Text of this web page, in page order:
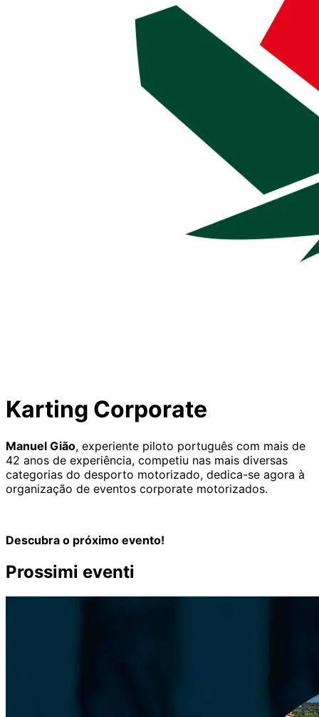
Karting Corporate
Manuel Gião, experiente piloto português com mais de
42 anos de experiência, competiu nas mais diversas
categorias do desporto motorizado, dedica-se agora à
organização de eventos corporate motorizados.
Descubra o próximo evento!
Prossimi eventi